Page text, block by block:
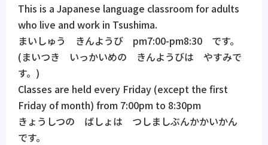
This is a Japanese language classroom for adults
who live and work in Tsushima.
まいしゅう きんようび pm7:00-pm8:30 です。
(まいつき いっかいめの きんようびは やすみで
す。)
Classes are held every Friday (except the first
Friday of month) from 7:00pm to 8:30pm
きょうしつの ばしょは つしましぶんかかいかん
です。